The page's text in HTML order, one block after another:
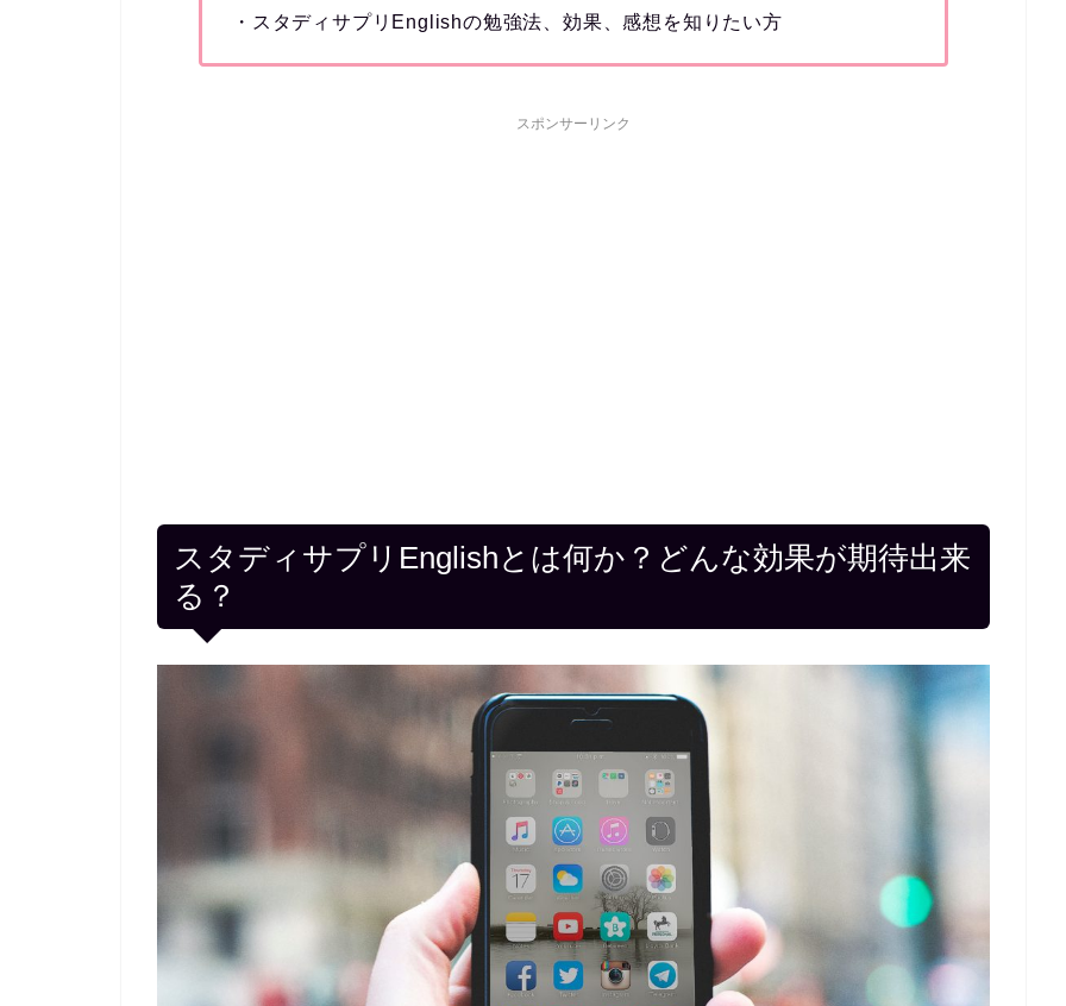
・スタディサプリEnglishの勉強法、効果、感想を知りたい方
スポンサーリンク
スタディサプリEnglishとは何か？どんな効果が期待出来
る？